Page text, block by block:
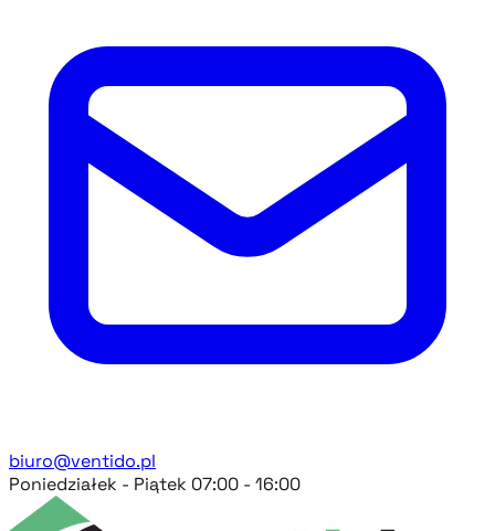
biuro@ventido.pl
Poniedziałek - Piątek 07:00 - 16:00